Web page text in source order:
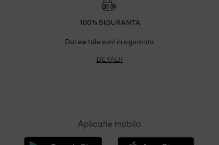
100% SIGURANTA
Datele tale sunt in siguranta
DETALII
Aplicatie mobila